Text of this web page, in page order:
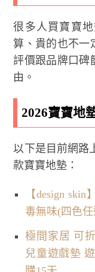
很多人買寶寶
算、貴的也不一
評價跟品牌口碑
由。
2026寶寶地
以下是目前網路
款寶寶地墊：
【design
毒無味(四色
極間家居 可
兒童遊戲墊